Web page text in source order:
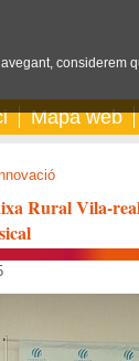
Mapa web
Rural Vila-
considerem